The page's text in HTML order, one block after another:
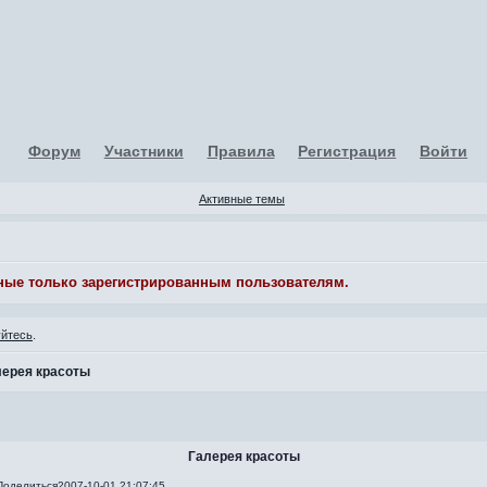
Форум Участники Правила Регистрация Войти
Активные темы
только зарегистрированным пользователям.
красоты
Галерея красоты